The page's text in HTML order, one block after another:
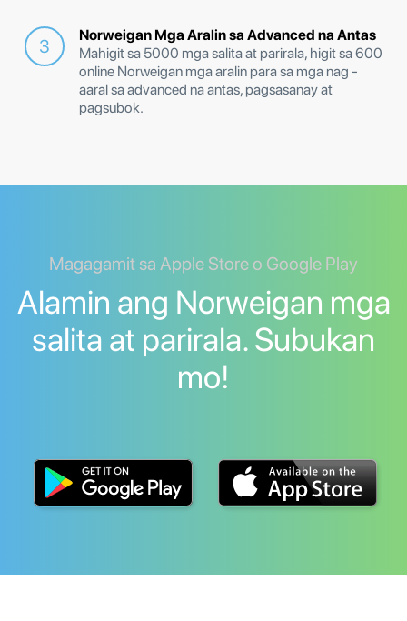
Norweigan Mga Aralin sa Advanced na Antas
Mahigit sa 5000 mga salita at parirala, higit sa 600
online Norweigan mga aralin para sa mga nag -
aaral sa advanced na antas, pagsasanay at
pagsubok.
Magagamit sa Apple Store o Google Play
Alamin ang Norweigan mga
salita at parirala. Subukan
mo!